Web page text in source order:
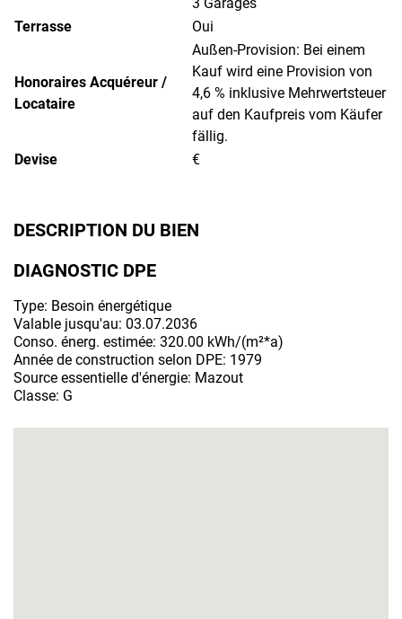
Terrasse
Oui
Honoraires Acquéreur /
Locataire
Außen-Provision: Bei einem
Kauf wird eine Provision von
4,6 % inklusive Mehrwertsteuer
auf den Kaufpreis vom Käufer
fällig.
Devise
€
DESCRIPTION DU BIEN
DIAGNOSTIC DPE
Type: Besoin énergétique
Valable jusqu'au: 03.07.2036
Conso. énerg. estimée: 320.00 kWh/(m²*a)
Année de construction selon DPE: 1979
Source essentielle d'énergie: Mazout
Classe: G